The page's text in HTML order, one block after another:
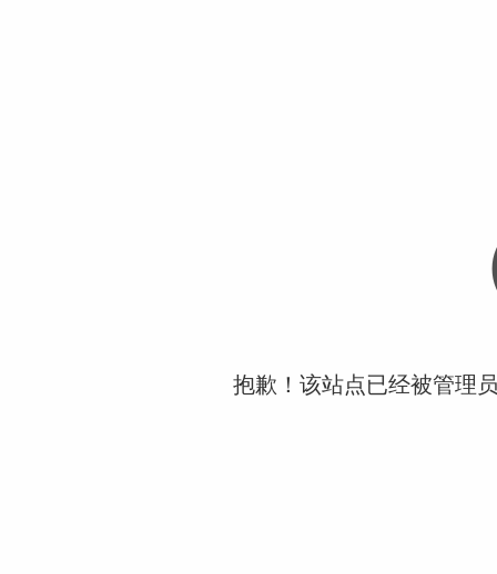
抱歉！该站点已经被管理